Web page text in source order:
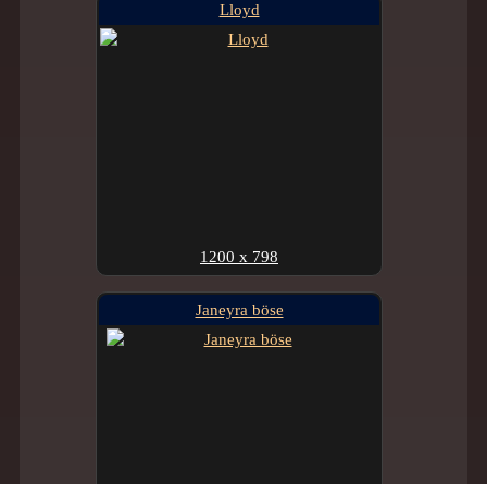
Lloyd
1200 x 798
Janeyra böse